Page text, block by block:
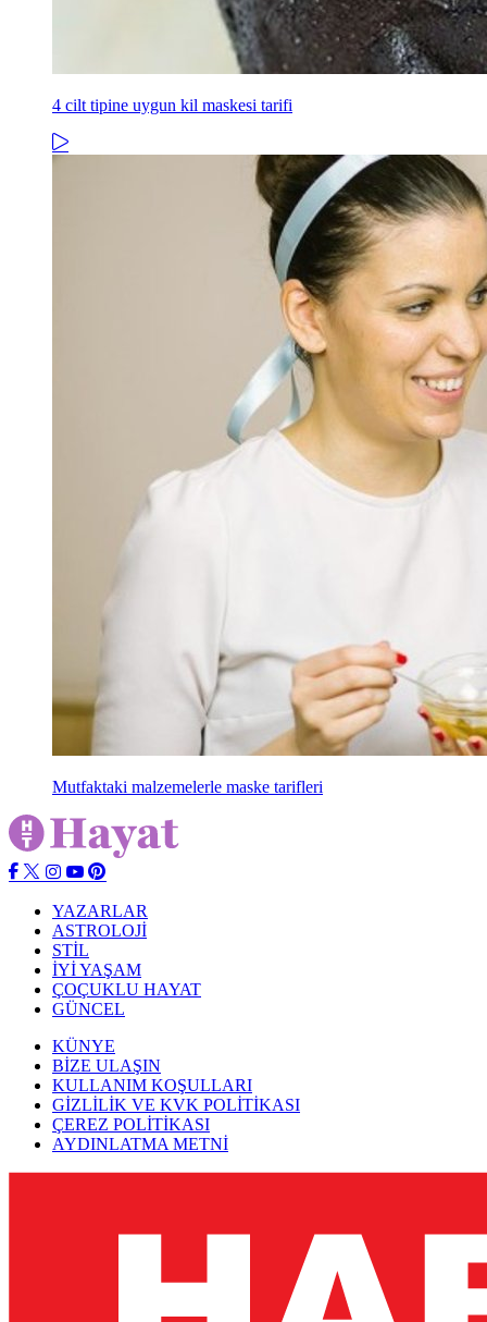
4 cilt tipine uygun kil maskesi tarifi
Mutfaktaki malzemelerle maske tarifleri
YAZARLAR
ASTROLOJİ
STİL
İYİ YAŞAM
ÇOÇUKLU HAYAT
GÜNCEL
KÜNYE
BİZE ULAŞIN
KULLANIM KOŞULLARI
GİZLİLİK VE KVK POLİTİKASI
ÇEREZ POLİTİKASI
AYDINLATMA METNİ